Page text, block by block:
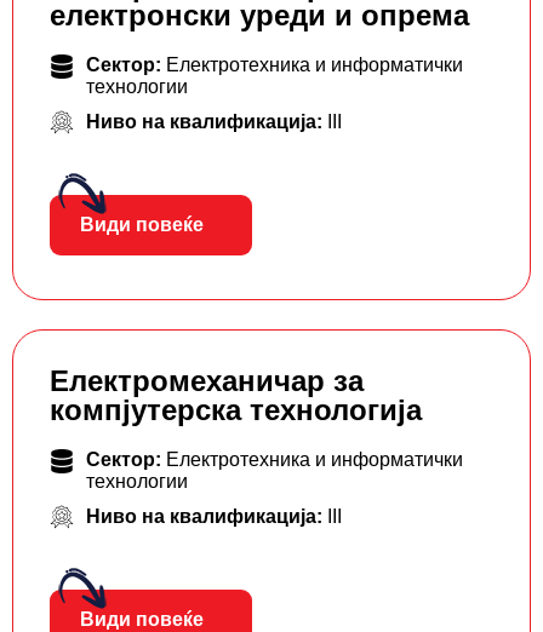
електронски уреди и опрема
Сектор: Електротехника и информатички
технологии
Ниво на квалификација:
Види повеќе
Електромеханичар за
компјутерска технологија
Сектор: Електротехника и информатички
технологии
Ниво на квалификација:
Види повеќе